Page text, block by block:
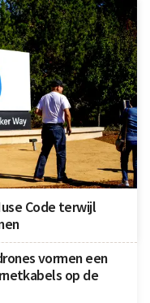
Code terwijl
vormen een
op de